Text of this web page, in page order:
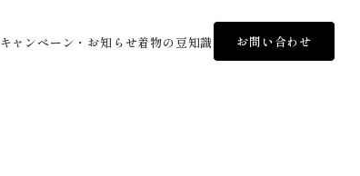
キャンペーン・お知らせ着物の豆知識 お問い合わせ